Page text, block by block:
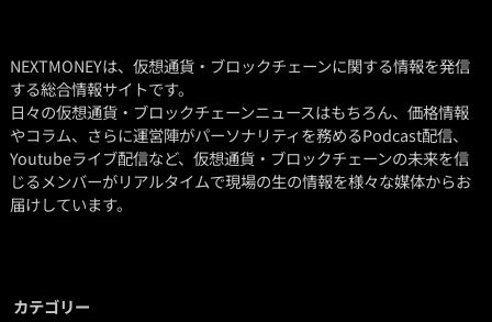
NEXTMONEYは、仮想通貨・ブロックチェーンに関する情報を発信
する総合情報サイトです。
日々の仮想通貨・ブロックチェーンニュースはもちろん、価格情報
やコラム、さらに運営陣がパーソナリティを務めるPodcast配信、
Youtubeライブ配信など、仮想通貨・ブロックチェーンの未来を信
じるメンバーがリアルタイムで現場の生の情報を様々な媒体からお
届けしています。
カテゴリー